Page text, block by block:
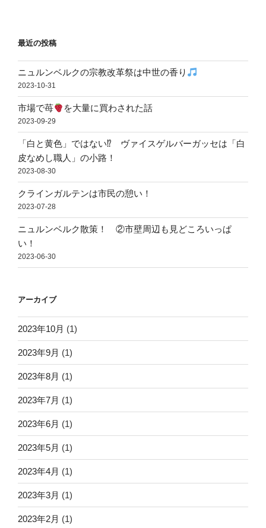
最近の投稿
ニュルンベルクの宗教改革祭は中世の香り
2023-10-31
市場で苺 を大量に買わされた話
2023-09-29
「白と黄色」ではない⁉ ヴァイスゲルバーガッセは「白
皮なめし職人」の小路！
2023-08-30
クラインガルテンは市民の憩い！
2023-07-28
ニュルンベルク散策！ ②市壁周辺も見どころいっぱ
い！
2023-06-30
アーカイブ
2023年10月 (1)
2023年9月 (1)
2023年8月 (1)
2023年7月 (1)
2023年6月 (1)
2023年5月 (1)
2023年4月 (1)
2023年3月 (1)
2023年2月 (1)